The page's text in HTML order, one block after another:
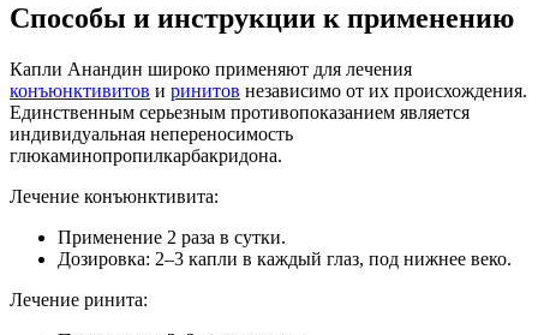
Способы и инструкции к применению
Капли Анандин широко применяют для лечения
конъюнктивитов и ринитов независимо от их происхождения.
Единственным серьезным противопоказанием является
индивидуальная непереносимость
глюкаминопропилкарбакридона.
Лечение конъюнктивита:
Применение 2 раза в сутки.
Дозировка: 2–3 капли в каждый глаз, под нижнее веко.
Лечение ринита: